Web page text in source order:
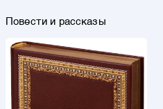
Повести и рассказы